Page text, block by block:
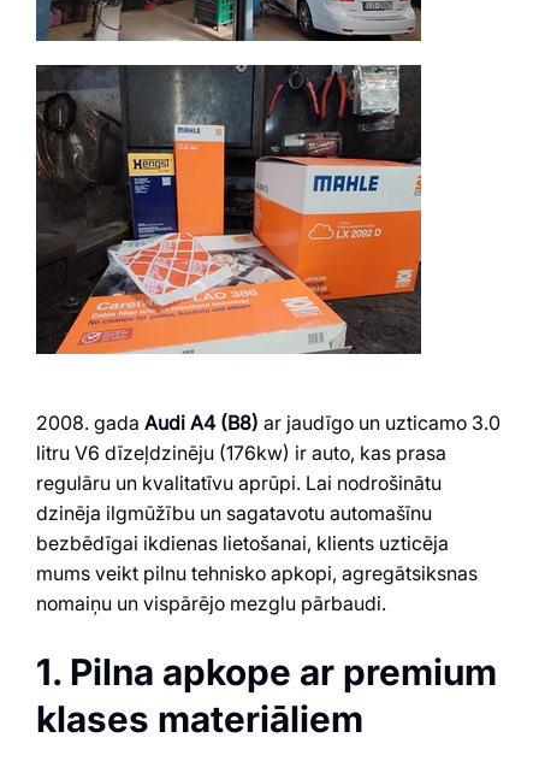
2008. gadaAudi A4 (B8) ar jaudīgo un uzticamo 3.0
litru V6 dīzeļdzinēju (176kw) ir auto, kas prasa
regulāru un kvalitatīvu aprūpi. Lai nodrošinātu
dzinēja ilgmūžību un sagatavotu automašīnu
bezbēdīgai ikdienas lietošanai, klients uzticēja
mums veikt pilnu tehnisko apkopi, agregātsiksnas
nomaiņu un vispārējo mezglu pārbaudi.
1. Pilna apkope ar premium
klases materiāliem